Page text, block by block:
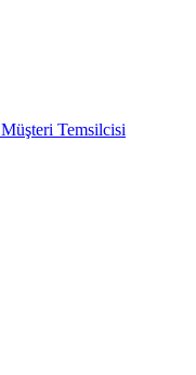
Müşteri Temsilcisi